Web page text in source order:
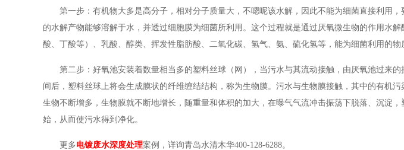
第一步：有机物大多是高分子，相对分子质量大，不嗯呢该水解，因此不能为细菌直接利用
的水解产物能够溶解于水，并透过细胞膜为细菌所利用。这个过程就是通过厌氧微生物的作用水
酸、丁酸等）、乳酸、醇类、挥发性脂肪酸、二氧化碳、氢气、氨、硫化氢等，能为细菌利用的物
第二步：好氧池安装着数量相当多的塑料丝球（网），当污水与其流动接触，由厌氧池过来
间后，塑料丝球上将会生成膜状的纤维缠结结构，称为生物膜。污水与生物膜接触，其中的有机
生物不断增多，生物膜就不断地增长，随重量和体积的加大，在曝气气流冲击振荡下脱落、沉淀
始，从而使污水得到净化。
更多电镀废水深度处理案例，详询青岛水清木华400-128-6288。